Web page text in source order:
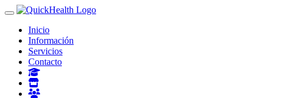
Inicio
Información
Servicios
Contacto